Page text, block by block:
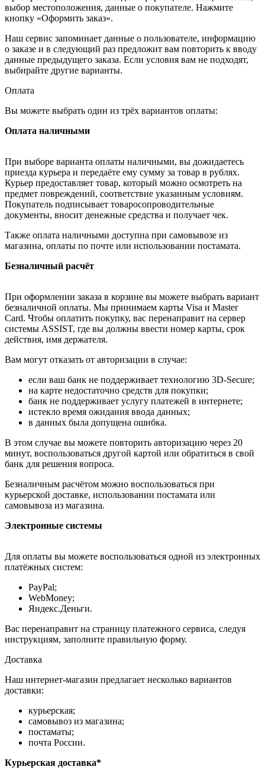
выбор местоположения, данные о покупателе. Нажмите
кнопку «Оформить заказ».
Наш сервис запоминает данные о пользователе, информацию
о заказе и в следующий раз предложит вам повторить к вводу
данные предыдущего заказа. Если условия вам не подходят,
выбирайте другие варианты.
Оплата
Вы можете выбрать один из трёх вариантов оплаты:
Оплата наличными
При выборе варианта оплаты наличными, вы дожидаетесь
приезда курьера и передаёте ему сумму за товар в рублях.
Курьер предоставляет товар, который можно осмотреть на
предмет повреждений, соответствие указанным условиям.
Покупатель подписывает товаросопроводительные
документы, вносит денежные средства и получает чек.
Также оплата наличными доступна при самовывозе из
магазина, оплаты по почте или использовании постамата.
Безналичный расчёт
При оформлении заказа в корзине вы можете выбрать вариант
безналичной оплаты. Мы принимаем карты Visa и Master
Card. Чтобы оплатить покупку, вас перенаправит на сервер
системы ASSIST, где вы должны ввести номер карты, срок
действия, имя держателя.
Вам могут отказать от авторизации в случае:
если ваш банк не поддерживает технологию 3D-Secure;
на карте недостаточно средств для покупки;
банк не поддерживает услугу платежей в интернете;
истекло время ожидания ввода данных;
в данных была допущена ошибка.
В этом случае вы можете повторить авторизацию через 20
минут, воспользоваться другой картой или обратиться в свой
банк для решения вопроса.
Безналичным расчётом можно воспользоваться при
курьерской доставке, использовании постамата или
самовывоза из магазина.
Электронные системы
Для оплаты вы можете воспользоваться одной из электронных
платёжных систем:
PayPal;
WebMoney;
Яндекс.Деньги.
Вас перенаправит на страницу платежного сервиса, следуя
инструкциям, заполните правильную форму.
Доставка
Наш интернет-магазин предлагает несколько вариантов
доставки:
курьерская;
самовывоз из магазина;
постаматы;
почта России.
Курьерская доставка*